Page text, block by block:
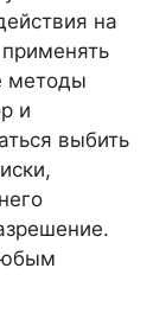
на
методы
и
выбить